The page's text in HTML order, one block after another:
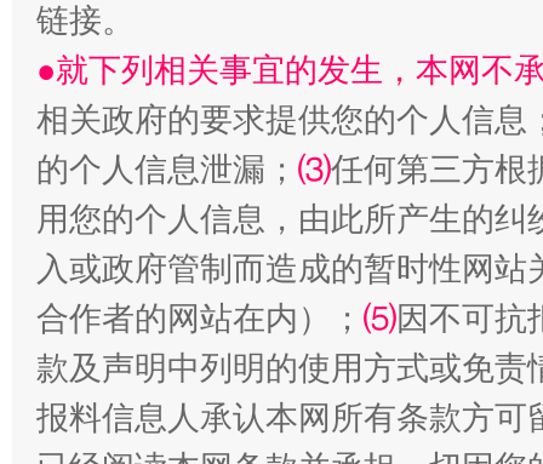
链接。
●就下列相关事宜的发生，本网不
相关政府的要求提供您的个人信息
的个人信息泄漏； ⑶任何第三方根
用您的个人信息，由此所产生的纠
入或政府管制而造成的暂时性网
合作者的网站在内）； ⑸因不可抗
款及声明中列明的使用方式或免责
报料信息人承认本网所有条款方